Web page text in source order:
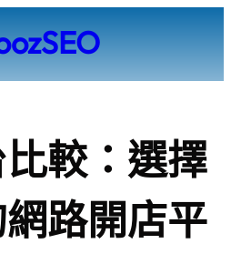
較：選擇
路開店平